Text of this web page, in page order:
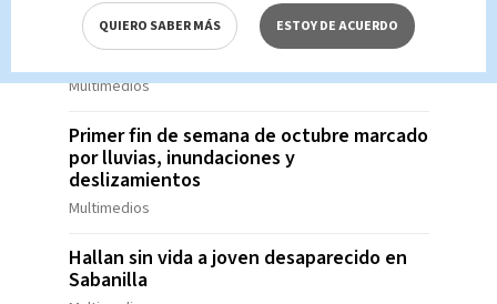
Salud alerta por uso ilegal de inyecciones
para bajar de peso
Multimedios
Primer fin de semana de octubre marcado
por lluvias, inundaciones y
deslizamientos
Multimedios
Hallan sin vida a joven desaparecido en
Sabanilla
QUIERO SABER MÁS ESTOY DE ACUERDO